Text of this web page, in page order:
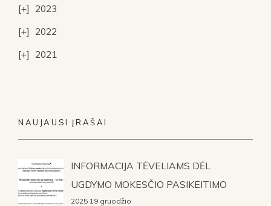
2023
2022
2021
NAUJAUSI ĮRAŠAI
INFORMACIJA TĖVELIAMS DĖL
UGDYMO MOKESČIO PASIKEITIMO
2025 19 gruodžio